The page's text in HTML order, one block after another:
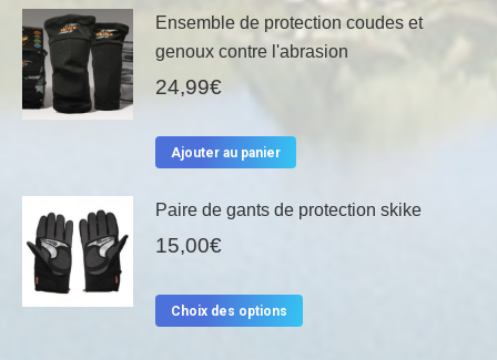
peuvent
être
produit
Ensemble de protection coudes et
genoux contre l'abrasion
24,99€
Ajouter au panier
Paire de gants de protection skike
15,00€
Choix des options